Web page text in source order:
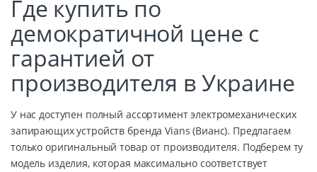
Где купить по
демократичной цене с
гарантией от
производителя в Украине
У нас доступен полный ассортимент электромеханических
запирающих устройств бренда Vians (Вианс). Предлагаем
только оригинальный товар от производителя. Подберем ту
модель изделия, которая максимально соответствует